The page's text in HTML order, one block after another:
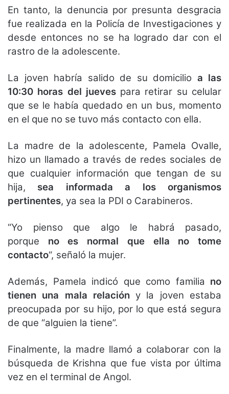
En tanto, la denuncia por presunta desgracia
fue realizada en la Policía de Investigaciones y
desde entonces no se ha logrado dar con el
rastro de la adolescente.
La joven habría salido de su domicilio a las
10:30 horas del juevespara retirar su celular
que se le había quedado en un bus, momento
en el que no se tuvo más contacto con ella.
La madre de la adolescente, Pamela Ovalle,
hizo un llamado a través de redes sociales de
que cualquier información que tengan de su
hija, sea informada a los organismos
pertinentes, ya sea la PDI o Carabineros.
“Yo pienso que algo le habrá pasado,
porque no es normal que ella no tome
contacto“, señaló la mujer.
Además, Pamela indicó que como familia no
tienen una mala relacióny la joven estaba
preocupada por su hijo, por lo que está segura
de que “alguien la tiene”.
Finalmente, la madre llamó a colaborar con la
búsqueda de Krishna que fue vista por última
vez en el terminal de Angol.